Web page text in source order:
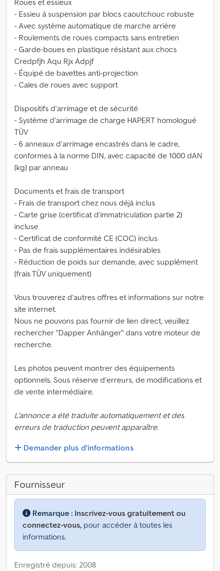
Roues et essieux
- Essieu à suspension par blocs caoutchouc robuste
- Avec système automatique de marche arrière
- Roulements de roues compacts sans entretien
- Garde-boues en plastique résistant aux chocs
Credpfjh Aqu Rjx Adpjf
- Équipé de bavettes anti-projection
- Cales de roues avec support
Dispositifs d’arrimage et de sécurité
- Système d’arrimage de charge HAPERT homologué
TÜV
- 6 anneaux d’arrimage encastrés dans le cadre,
conformes à la norme DIN, avec capacité de 1000 dAN
(kg) par anneau
Documents et frais de transport
- Frais de transport chez nous déjà inclus
- Carte grise (certificat d’immatriculation partie 2)
incluse
- Certificat de conformité CE (COC) inclus
- Pas de frais supplémentaires indésirables
- Réduction de poids sur demande, avec supplément
(frais TÜV uniquement)
Vous trouverez d’autres offres et informations sur notre
site internet.
Nous ne pouvons pas fournir de lien direct, veuillez
rechercher "Dapper Anhänger" dans votre moteur de
recherche.
Les photos peuvent montrer des équipements
optionnels. Sous réserve d’erreurs, de modifications et
de vente intermédiaire.
L'annonce a été traduite automatiquement et des
erreurs de traduction peuvent apparaître.
Demander plus d'informations
Fournisseur
Remarque : Inscrivez-vous gratuitement ou
connectez-vous, pour accéder à toutes les
informations.
Enregistré depuis: 2008